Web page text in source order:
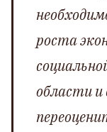
роста
области и